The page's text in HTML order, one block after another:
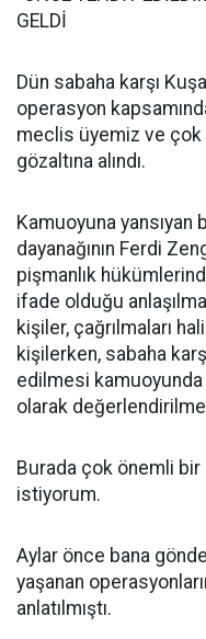
GELDİ
Dün sabaha karşı
operasyon
meclis üyemiz ve çok
gözaltına alındı.
Kamuoyuna
dayanağının Ferdi
pişmanlık
ifade olduğu
kişiler, çağrılmaları
kişilerken, sabaha
edilmesi kamuoyunda
olarak
Burada çok önemli
istiyorum.
Aylar önce bana
yaşanan
anlatılmıştı.